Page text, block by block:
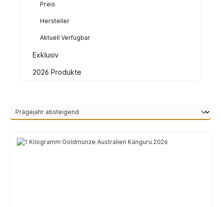
Preis
Hersteller
Aktuell Verfügbar
Exklusiv
2026 Produkte